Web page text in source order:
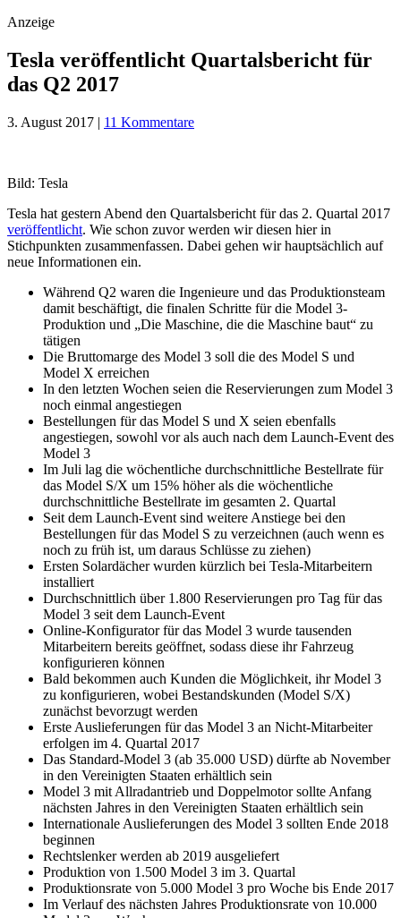
Anzeige
Tesla veröffentlicht Quartalsbericht für
das Q2 2017
3. August 2017 | 11 Kommentare
Bild: Tesla
Tesla hat gestern Abend den Quartalsbericht für das 2. Quartal 2017
veröffentlicht. Wie schon zuvor werden wir diesen hier in
Stichpunkten zusammenfassen. Dabei gehen wir hauptsächlich auf
neue Informationen ein.
Während Q2 waren die Ingenieure und das Produktionsteam
damit beschäftigt, die finalen Schritte für die Model 3-
Produktion und „Die Maschine, die die Maschine baut“ zu
tätigen
Die Bruttomarge des Model 3 soll die des Model S und
Model X erreichen
In den letzten Wochen seien die Reservierungen zum Model 3
noch einmal angestiegen
Bestellungen für das Model S und X seien ebenfalls
angestiegen, sowohl vor als auch nach dem Launch-Event des
Model 3
Im Juli lag die wöchentliche durchschnittliche Bestellrate für
das Model S/X um 15% höher als die wöchentliche
durchschnittliche Bestellrate im gesamten 2. Quartal
Seit dem Launch-Event sind weitere Anstiege bei den
Bestellungen für das Model S zu verzeichnen (auch wenn es
noch zu früh ist, um daraus Schlüsse zu ziehen)
Ersten Solardächer wurden kürzlich bei Tesla-Mitarbeitern
installiert
Durchschnittlich über 1.800 Reservierungen pro Tag für das
Model 3 seit dem Launch-Event
Online-Konfigurator für das Model 3 wurde tausenden
Mitarbeitern bereits geöffnet, sodass diese ihr Fahrzeug
konfigurieren können
Bald bekommen auch Kunden die Möglichkeit, ihr Model 3
zu konfigurieren, wobei Bestandskunden (Model S/X)
zunächst bevorzugt werden
Erste Auslieferungen für das Model 3 an Nicht-Mitarbeiter
erfolgen im 4. Quartal 2017
Das Standard-Model 3 (ab 35.000 USD) dürfte ab November
in den Vereinigten Staaten erhältlich sein
Model 3 mit Allradantrieb und Doppelmotor sollte Anfang
nächsten Jahres in den Vereinigten Staaten erhältlich sein
Internationale Auslieferungen des Model 3 sollten Ende 2018
beginnen
Rechtslenker werden ab 2019 ausgeliefert
Produktion von 1.500 Model 3 im 3. Quartal
Produktionsrate von 5.000 Model 3 pro Woche bis Ende 2017
Im Verlauf des nächsten Jahres Produktionsrate von 10.000